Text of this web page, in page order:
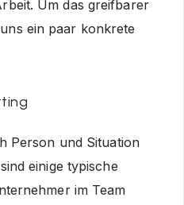
Um das greifbarer
ein paar konkrete
Person und Situation
einige typische
im Team